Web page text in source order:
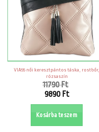
VIA55 női keresztpántos táska, rostbőr,
rózsaszín
11790Ft
Original
11790 Ft.
9890 Ft
Current
price
is:
9890 Ft.
Kosárba teszem